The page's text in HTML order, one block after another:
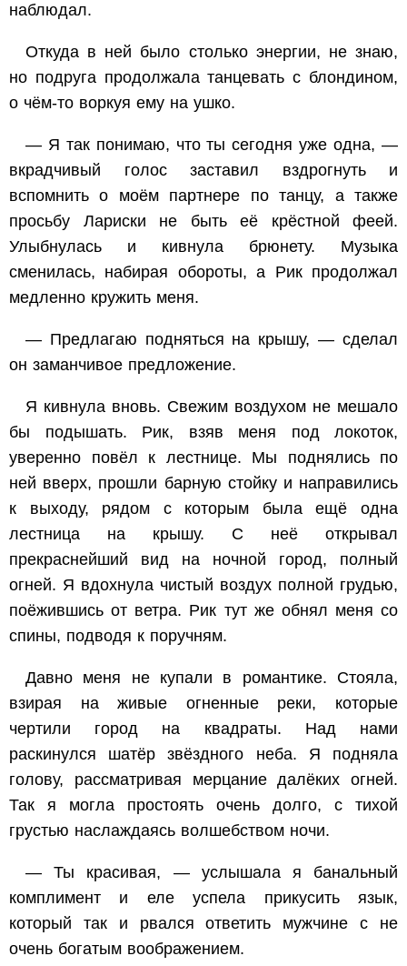
наблюдал.
Откуда в ней было столько энергии, не знаю,
но подруга продолжала танцевать с блондином,
о чём-то воркуя ему на ушко.
— Я так понимаю, что ты сегодня уже одна, —
вкрадчивый голос заставил вздрогнуть и
вспомнить о моём партнере по танцу, а также
просьбу Лариски не быть её крёстной феей.
Улыбнулась и кивнула брюнету. Музыка
сменилась, набирая обороты, а Рик продолжал
медленно кружить меня.
— Предлагаю подняться на крышу, — сделал
он заманчивое предложение.
Я кивнула вновь. Свежим воздухом не мешало
бы подышать. Рик, взяв меня под локоток,
уверенно повёл к лестнице. Мы поднялись по
ней вверх, прошли барную стойку и направились
к выходу, рядом с которым была ещё одна
лестница на крышу. С неё открывал
прекраснейший вид на ночной город, полный
огней. Я вдохнула чистый воздух полной грудью,
поёжившись от ветра. Рик тут же обнял меня со
спины, подводя к поручням.
Давно меня не купали в романтике. Стояла,
взирая на живые огненные реки, которые
чертили город на квадраты. Над нами
раскинулся шатёр звёздного неба. Я подняла
голову, рассматривая мерцание далёких огней.
Так я могла простоять очень долго, с тихой
грустью наслаждаясь волшебством ночи.
— Ты красивая, — услышала я банальный
комплимент и еле успела прикусить язык,
который так и рвался ответить мужчине с не
очень богатым воображением.